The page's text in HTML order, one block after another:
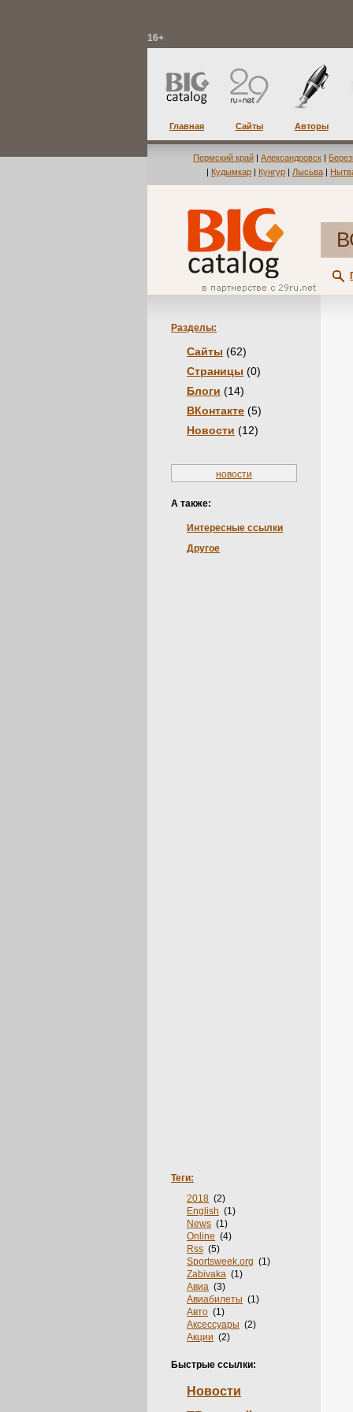
16+
Главная Сайты Авторы
Пермский край | Александровск |
| Кудымкар | Кунгур | Лысьва |
Разделы:
Сайты (62)
Страницы (0)
Блоги (14)
ВКонтакте (5)
Новости (12)
новости
А также:
Интересные ссылки
Другое
Теги:
2018 (2)
English (1)
News (1)
Online (4)
Rss (5)
Sportsweek.org (1)
Zabivaka (1)
Авиа (3)
Авиабилеты (1)
Авто (1)
Аксессуары (2)
Акции (2)
Аренда(2)
Билеты(3)
Блоги(14)
Быстрые ссылки:
Новости